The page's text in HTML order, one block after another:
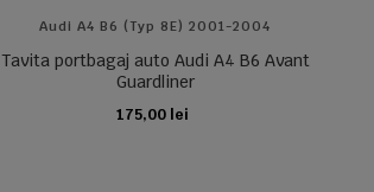
Audi A4 B6 (typ 8E) 2001-2004
Tavita portbagaj auto Audi A4 B6 Avant
Guardliner
175,00 lei
ADAUGA IN COS